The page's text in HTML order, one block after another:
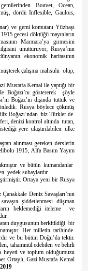
Bouvet, Ocean,
dördü Inflexible, Gaulois,
ve gemi komutanı Yüzbaşı
gecesi döktüğü mayınların
Marmara’ya girmesini
unutturuyor, Rusya’nın
ekonomik haritasının
çalışma mahsulü olup,
Mustafa Kemal ile yaptığı bir
Boğazı’nı göstererek şöyle
Boğaz’ın dışında tuttuk ve
Rusya böylece çökmüş
Boğazı’ndan biz Türkler de
denizi kontrol altında tutan,
yere ulaştırılabilen ülke
alınması gereken derslerin
1915, Alfa Basım Yayım
ve bütün kumandanlar
yedek subaylardır.
Ortaya yeni bir Rusya
Deniz Savaşları’nın
şiddetlenmesi düşman
beklemediği iteleme ve
duygusunun berkitildiği bir
Her milletin tarihinde
ve bu bütün Doğu’da tektir.
tahammül edebilen ve belirli
ve toplum olduğumuzu
Ortaylı, Gazi Mustafa Kemal